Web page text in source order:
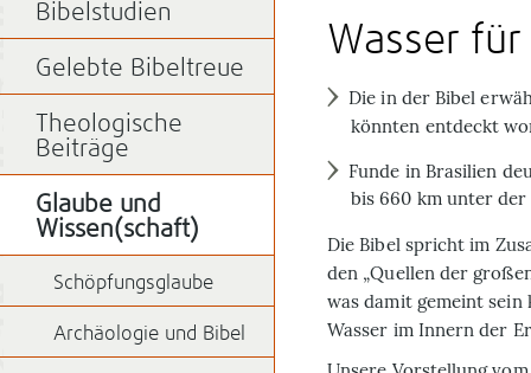
Wasser
Die in der Bibel
könnten entdeckt
Funde in Brasilien
bis 660 km unter
Die Bibel spricht im
den „Quellen der
was damit gemeint
Wasser im Innern der
Bibelstudien
Gelebte Bibeltreue
Theologische
Beiträge
Glaube und
Wissen(schaft)
Schöpfungsglaube
Archäologie und Bibel